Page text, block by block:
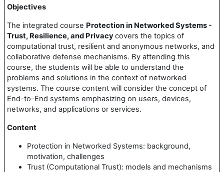
Objectives
The integrated course Protection in Networked Systems -
Trust, Resilience, and Privacycovers the topics of
computational trust, resilient and anonymous networks, and
collaborative defense mechanisms. By attending this
course, the students will be able to understand the
problems and solutions in the context of networked
systems. The course content will consider the concept of
End-to-End systems emphasizing on users, devices,
networks, and applications or services.
Content
Protection in Networked Systems: background,
motivation, challenges
Trust (Computational Trust): models and mechanisms